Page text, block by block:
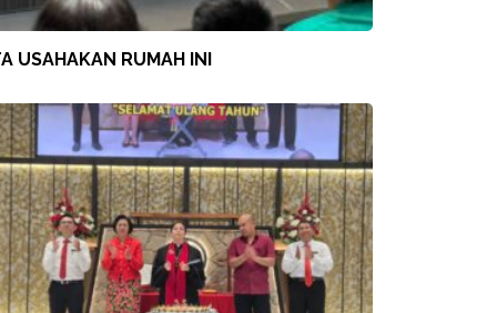
USAHAKAN RUMAH INI